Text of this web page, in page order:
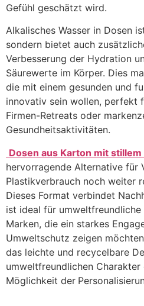
Gefühl geschätzt wird.
Alkalisches Wasser in Dosen
sondern bietet auch
Verbesserung der Hydration
Säurewerte im Körper. Dies
die mit einem gesunden und
innovativ sein wollen, perfekt
Firmen-Retreats oder
Gesundheitsaktivitäten.
Dosen aus Karton mit
hervorragende Alternative für
Plastikverbrauch noch weiter
Dieses Format verbindet
ist ideal für
Marken, die ein starkes
Umweltschutz zeigen
das leichte und recycelbare
umweltfreundlichen
Möglichkeit der